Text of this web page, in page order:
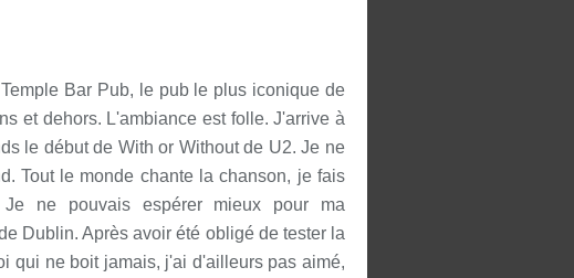
Bar Pub, le pub le plus iconique de
et dehors. L'ambiance est folle. J'arrive à
le début de With or Without de U2. Je ne
Tout le monde chante la chanson, je fais
ne pouvais espérer mieux pour ma
Dublin. Après avoir été obligé de tester la
qui ne boit jamais, j'ai d'ailleurs pas aimé,